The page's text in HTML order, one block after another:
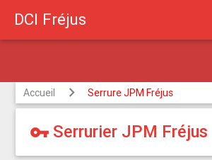
DCI Fréjus
Accueil Serrure JPM Fréjus
vpn_key Serrurier JPM Fréjus